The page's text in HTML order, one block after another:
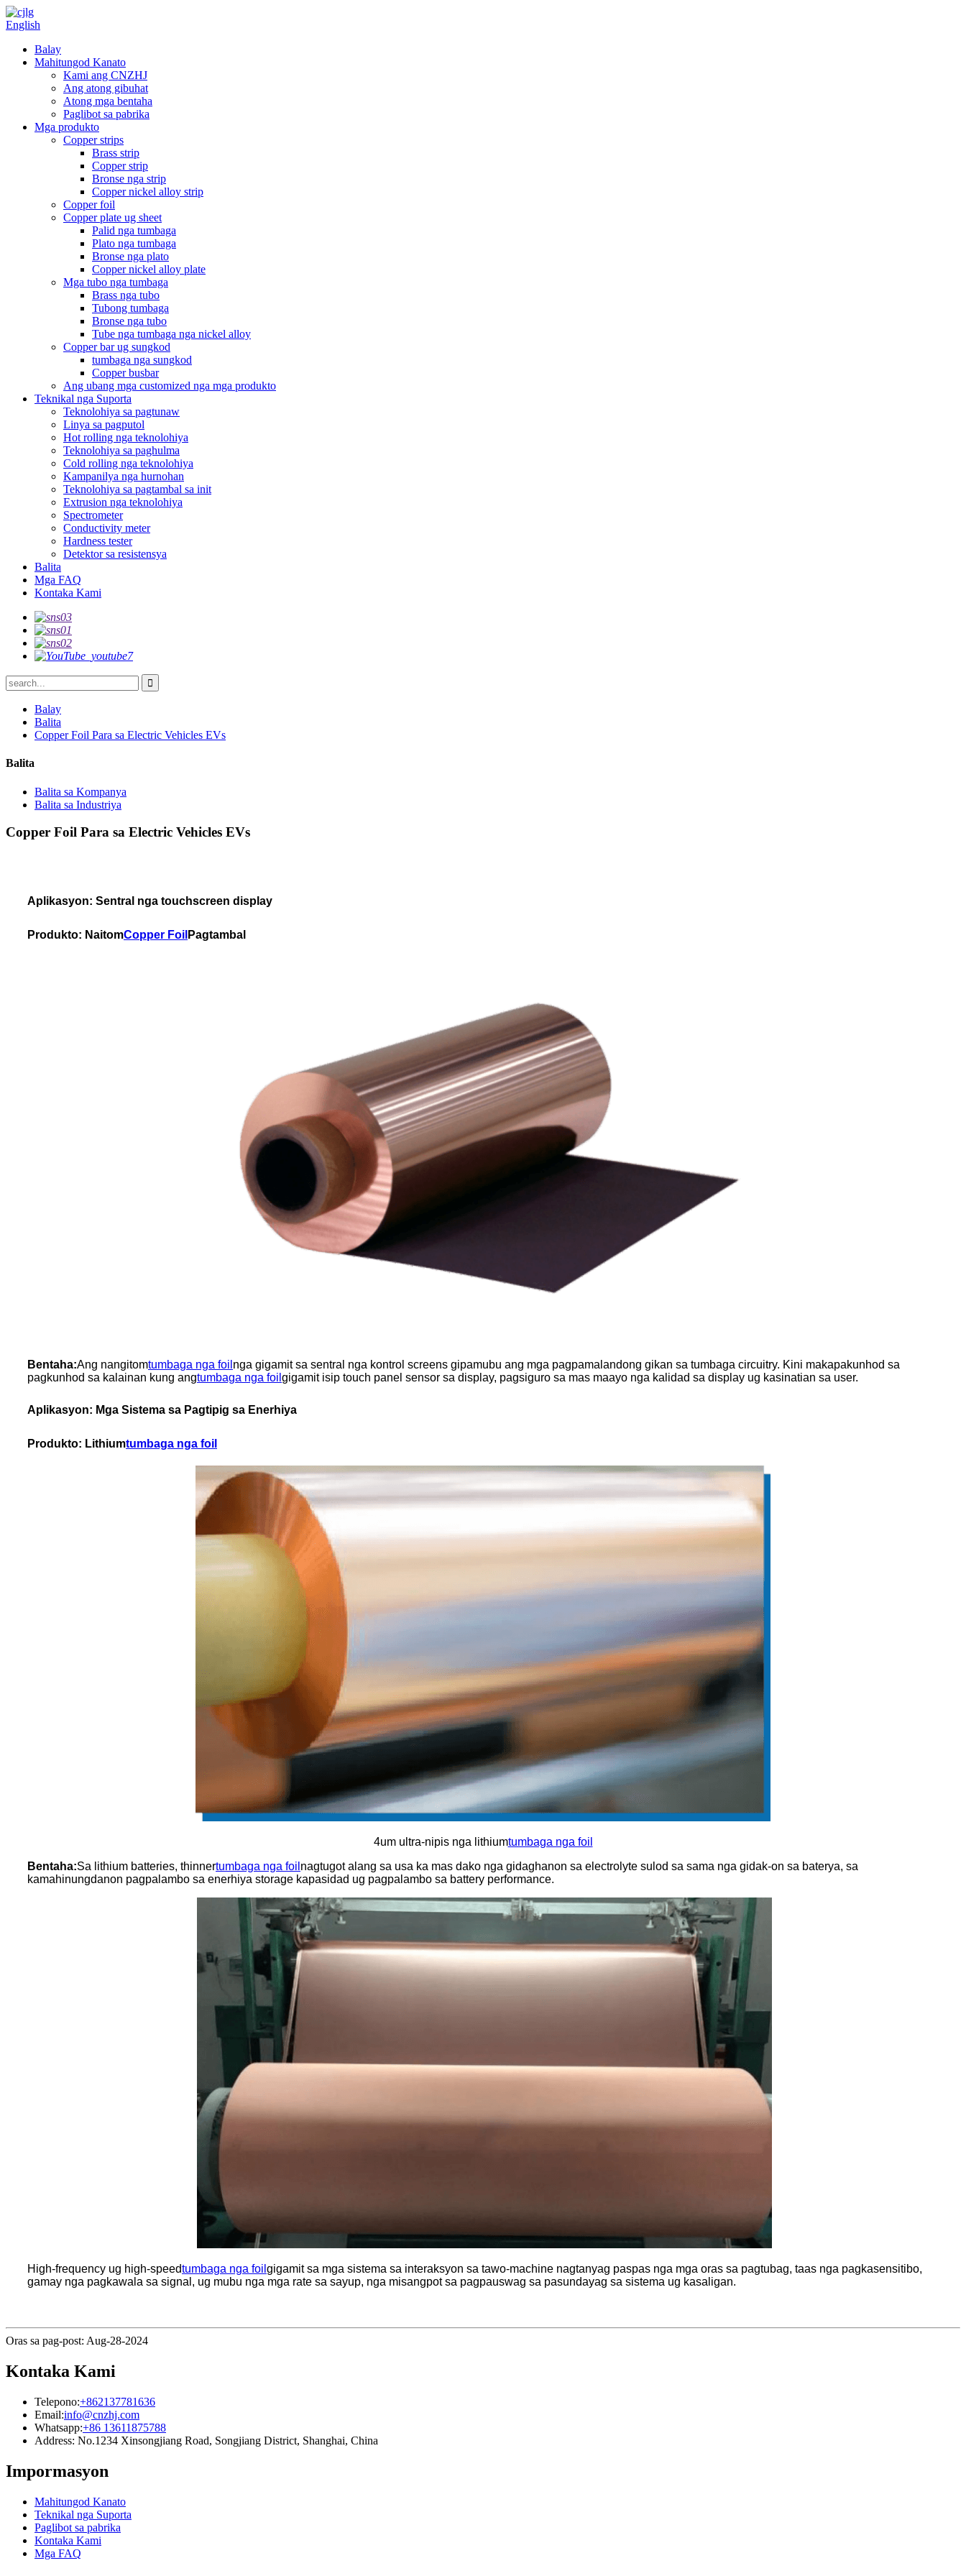
English
Balay
Mahitungod Kanato
Kami ang CNZHJ
Ang atong gibuhat
Atong mga bentaha
Paglibot sa pabrika
Mga produkto
Copper strips
Brass strip
Copper strip
Bronse nga strip
Copper nickel alloy strip
Copper foil
Copper plate ug sheet
Palid nga tumbaga
Plato nga tumbaga
Bronse nga plato
Copper nickel alloy plate
Mga tubo nga tumbaga
Brass nga tubo
Tubong tumbaga
Bronse nga tubo
Tube nga tumbaga nga nickel alloy
Copper bar ug sungkod
tumbaga nga sungkod
Copper busbar
Ang ubang mga customized nga mga produkto
Teknikal nga Suporta
Teknolohiya sa pagtunaw
Linya sa pagputol
Hot rolling nga teknolohiya
Teknolohiya sa paghulma
Cold rolling nga teknolohiya
Kampanilya nga hurnohan
Teknolohiya sa pagtambal sa init
Extrusion nga teknolohiya
Spectrometer
Conductivity meter
Hardness tester
Detektor sa resistensya
Balita
Mga FAQ
Kontaka Kami
Balay
Balita
Copper Foil Para sa Electric Vehicles EVs
Balita
Balita sa Kompanya
Balita sa Industriya
Copper Foil Para sa Electric Vehicles EVs
Aplikasyon: Sentral nga touchscreen display
Produkto: NaitomCopper Foil Pagtambal
Bentaha:Ang nangitomtumbaga nga foil nga gigamit sa sentral nga kontrol screens gipamubu ang mga pagpamalandong gikan sa tumbaga circuitry. Kini makapakunhod sa
pagkunhod sa kalainan kung angtumbaga nga foil gigamit isip touch panel sensor sa display, pagsiguro sa mas maayo nga kalidad sa display ug kasinatian sa user.
Aplikasyon: Mga Sistema sa Pagtipig sa Enerhiya
Produkto: Lithiumtumbaga nga foil
4um ultra-nipis nga lithiumtumbaga nga foil
Bentaha:Sa lithium batteries, thinnertumbaga nga foil nagtugot alang sa usa ka mas dako nga gidaghanon sa electrolyte sulod sa sama nga gidak-on sa baterya, sa
kamahinungdanon pagpalambo sa enerhiya storage kapasidad ug pagpalambo sa battery performance.
High-frequency ug high-speedtumbaga nga foil gigamit sa mga sistema sa interaksyon sa tawo-machine nagtanyag paspas nga mga oras sa pagtubag, taas nga pagkasensitibo,
gamay nga pagkawala sa signal, ug mubu nga mga rate sa sayup, nga misangpot sa pagpauswag sa pasundayag sa sistema ug kasaligan.
Oras sa pag-post: Aug-28-2024
Kontaka Kami
Telepono:+862137781636
Email:info@cnzhj.com
Whatsapp:+86 13611875788
Address: No.1234 Xinsongjiang Road, Songjiang District, Shanghai, China
Impormasyon
Mahitungod Kanato
Teknikal nga Suporta
Paglibot sa pabrika
Kontaka Kami
Mga FAQ